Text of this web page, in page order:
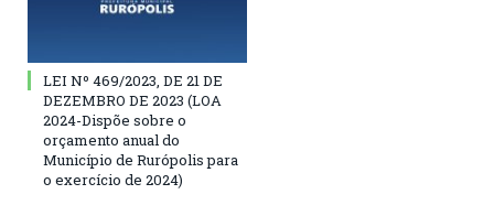
LEI Nº 469/2023, DE 21 DE
DEZEMBRO DE 2023 (LOA
2024-Dispõe sobre o
orçamento anual do
Município de Rurópolis para
o exercício de 2024)